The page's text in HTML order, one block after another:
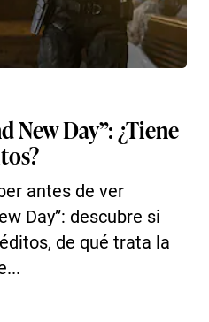
New Day”: ¿Tiene
antes de ver
Day”: descubre si
de qué trata la